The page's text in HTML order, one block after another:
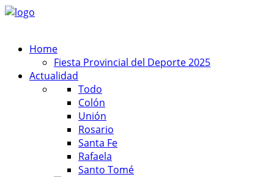
Home
Fiesta Provincial del Deporte 2025
Actualidad
Todo
Colón
Unión
Rosario
Santa Fe
Rafaela
Santo Tomé